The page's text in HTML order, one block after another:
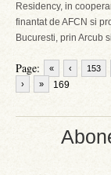
Residency, in
finantat de AFCN si
Bucuresti, prin Arcub
Page: « ‹ 153
169
› »